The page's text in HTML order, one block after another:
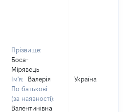
Прізвище:
Боса-
Мірявець
Ім'я:
Валерія
По батькові
(за наявності):
Валентинівна
Україна